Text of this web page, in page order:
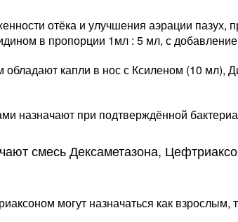
отёка и улучшения аэрации пазух,
в пропорции 1мл : 5 мл, с
капли в нос с Ксиленом (10 мл),
назначают при подтверждённой
смесь Дексаметазона,
могут назначаться как взрослым,